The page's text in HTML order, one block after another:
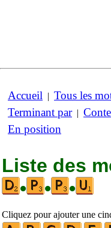
Accueil | Tous les
Terminant par|
En position
Liste des
•
• •
Cliquez pour ajouter une